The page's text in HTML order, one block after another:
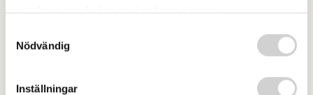
samlat in när du har använt deras tjänster.
Nödvändig
Inställningar
pragmatiskt och anpassar oss utifrån dina